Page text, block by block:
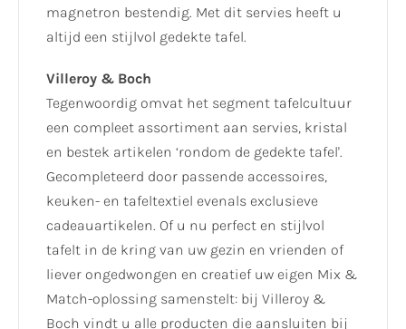
magnetron bestendig. Met dit servies heeft u
altijd een stijlvol gedekte tafel.
Villeroy & Boch
Tegenwoordig omvat het segment tafelcultuur
een compleet assortiment aan servies, kristal
en bestek artikelen ‘rondom de gedekte tafel'.
Gecompleteerd door passende accessoires,
keuken- en tafeltextiel evenals exclusieve
cadeauartikelen. Of u nu perfect en stijlvol
tafelt in de kring van uw gezin en vrienden of
liever ongedwongen en creatief uw eigen Mix &
Match-oplossing samenstelt: bij Villeroy &
Boch vindt u alle producten die aansluiten bij